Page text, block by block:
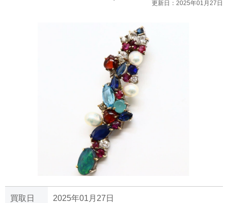
更新日： 2025年01月27日
買取日 2025年01月27日